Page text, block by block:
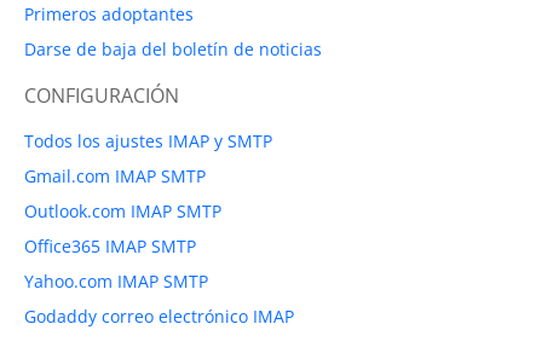
Primeros adoptantes
Darse de baja del boletín de noticias
CONFIGURACIÓN
Todos los ajustes IMAP y SMTP
Gmail.com IMAP SMTP
Outlook.com IMAP SMTP
Office365 IMAP SMTP
Yahoo.com IMAP SMTP
Godaddy correo electrónico IMAP